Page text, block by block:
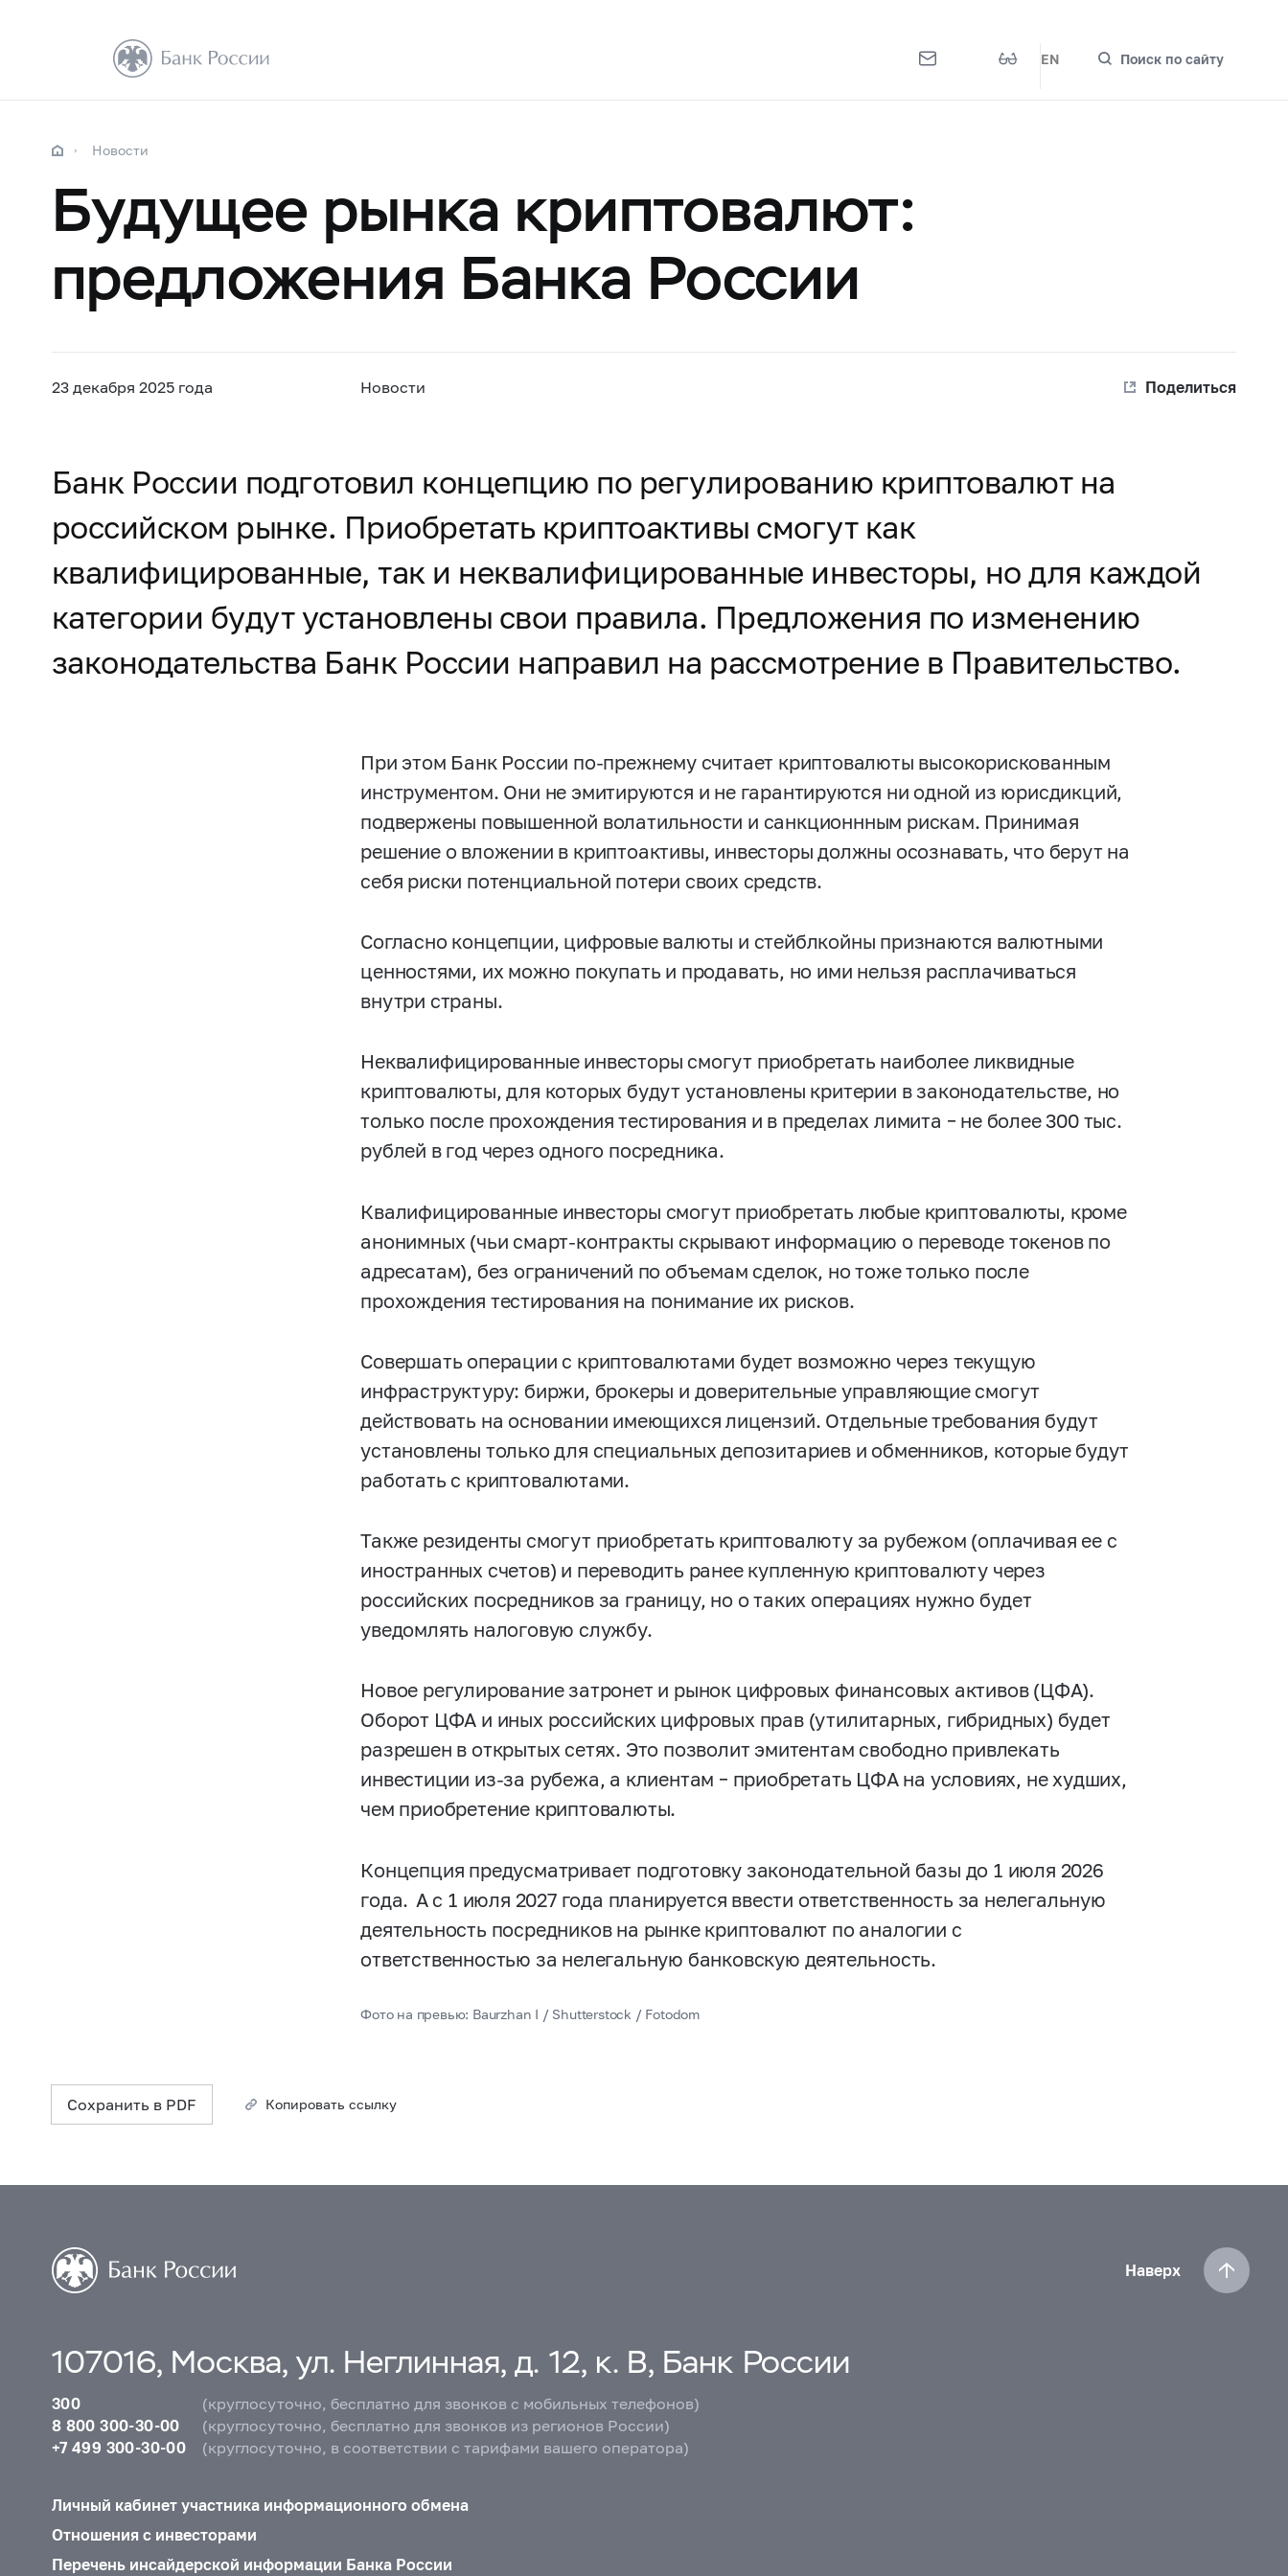
EN Поиск по сайту
Новости
Будущее рынка криптовалют:
предложения Банка России
23 декабря 2025 года Новости Поделиться
Банк России подготовил концепцию по регулированию криптовалют на
российском рынке. Приобретать криптоактивы смогут как
квалифицированные, так и неквалифицированные инвесторы, но для каждой
категории будут установлены свои правила. Предложения по изменению
законодательства Банк России направил на рассмотрение в Правительство.
При этом Банк России по-прежнему считает криптовалюты высокорискованным
инструментом. Они не эмитируются и не гарантируются ни одной из юрисдикций,
подвержены повышенной волатильности и санкционнным рискам. Принимая
решение о вложении в криптоактивы, инвесторы должны осознавать, что берут на
себя риски потенциальной потери своих средств.
Согласно концепции, цифровые валюты и стейблкойны признаются валютными
ценностями, их можно покупать и продавать, но ими нельзя расплачиваться
внутри страны.
Неквалифицированные инвесторы смогут приобретать наиболее ликвидные
криптовалюты, для которых будут установлены критерии в законодательстве, но
только после прохождения тестирования и в пределах лимита – не более 300 тыс.
рублей в год через одного посредника.
Квалифицированные инвесторы смогут приобретать любые криптовалюты, кроме
анонимных (чьи смарт-контракты скрывают информацию о переводе токенов по
адресатам), без ограничений по объемам сделок, но тоже только после
прохождения тестирования на понимание их рисков.
Совершать операции с криптовалютами будет возможно через текущую
инфраструктуру: биржи, брокеры и доверительные управляющие смогут
действовать на основании имеющихся лицензий. Отдельные требования будут
установлены только для специальных депозитариев и обменников, которые будут
работать с криптовалютами.
Также резиденты смогут приобретать криптовалюту за рубежом (оплачивая ее с
иностранных счетов) и переводить ранее купленную криптовалюту через
российских посредников за границу, но о таких операциях нужно будет
уведомлять налоговую службу.
Новое регулирование затронет и рынок цифровых финансовых активов (ЦФА).
Оборот ЦФА и иных российских цифровых прав (утилитарных, гибридных) будет
разрешен в открытых сетях. Это позволит эмитентам свободно привлекать
инвестиции из-за рубежа, а клиентам – приобретать ЦФА на условиях, не худших,
чем приобретение криптовалюты.
Концепция предусматривает подготовку законодательной базы до 1 июля 2026
года. А с 1 июля 2027 года планируется ввести ответственность за нелегальную
деятельность посредников на рынке криптовалют по аналогии с
ответственностью за нелегальную банковскую деятельность.
Фото на превью: Baurzhan I / Shutterstock / Fotodom
Сохранить в PDF Копировать ссылку
Наверх
107016, Москва, ул. Неглинная, д. 12, к. В, Банк России
300
(круглосуточно, бесплатно для звонков с мобильных телефонов)
8 800 300-30-00
(круглосуточно, бесплатно для звонков из регионов России)
+7 499 300-30-00
(круглосуточно, в соответствии с тарифами вашего оператора)
Личный кабинет участника информационного обмена
Отношения с инвесторами
Перечень инсайдерской информации Банка России